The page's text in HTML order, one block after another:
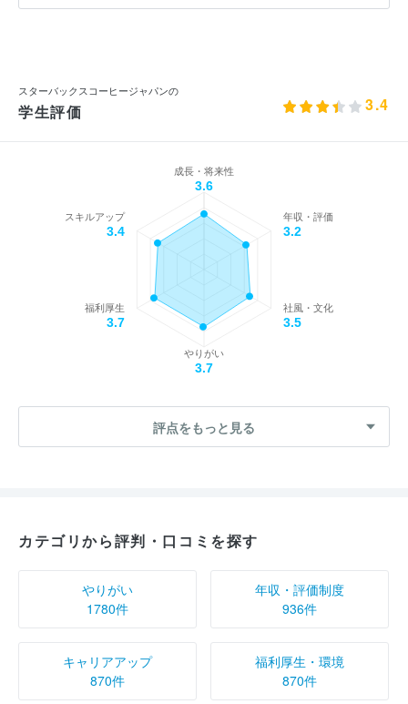
スターバックスコーヒージャパンの
学生評価 3.4
成長・将来性
3.6
年収・評価
3.2
社風・文化
3.5
やりがい
3.7
福利厚生
3.7
スキルアップ
3.4
評点をもっと見る
カテゴリから評判・口コミを探す
やりがい
1780件
年収・評価制度
936件
キャリアアップ
870件
福利厚生・環境
870件